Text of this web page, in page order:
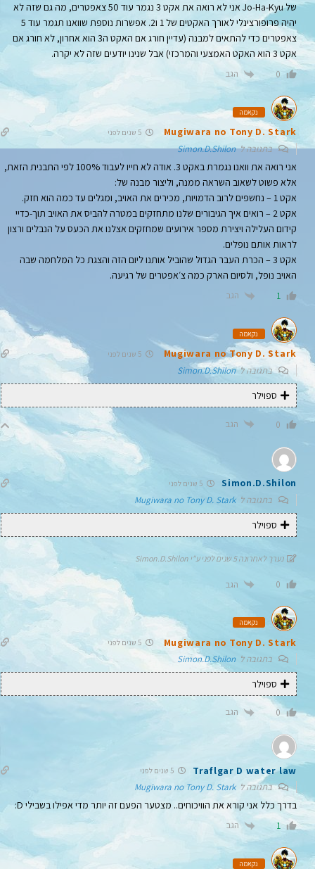
של Jo-Ha-Kyu אני לא רואה את אקט 3 נגמר עוד 50 צאפטרים, מה גם שזה לא
יהיה פרופורצינלי לאורך האקטים של 1 ו2. אפשרות נוספת שוואנו תגמר עוד 5
צאפטרים כדי להתאים למבנה (עדיין חורג אם האקט ה3 הוא אחרון, לא חורג אם
אקט 3 הוא האקט האמצעי והמרכזי) אבל שנינו יודעים שזה לא יקרה.
0 הגב
נקאמה
Mugiwara no Tony D. Stark 5 שנים לפני
בתגובה לSimon.D.Shilon
אני רואה את וואנו נגמרת באקט 3. אודה לא חייו לעבוד 100% לפי התבנית הזאת,
אלא פשוט לשאוב השראה ממנה, וליצור מבנה של:
אקט 1 – נחשפים לרוב הדמויות, מכירים את האויב, ומגלים עד כמה הוא חזק.
אקט 2 – רואים איך הגיבורים שלנו מתחזקים במטרה להביס את האויב תוך-כדיי
קידום העלילה ויצירת מספר אירועים שמחזקים אצלנו את הכעס על הנבלים ורצון
לראות אותם נופלים.
אקט 3 – הכרת העבר הגדול שהוביל אותנו ליום הזה והצגת כל המלחמה שבה
האויב נופל, ולסיום הארק כמה צ׳אפטרים של רגיעה.
1 הגב
נקאמה
Mugiwara no Tony D. Stark 5 שנים לפני
בתגובה לSimon.D.Shilon
ספוילר
0 הגב
Simon.D.Shilon
בתגובה לMugiwara no Tony D. Stark
ספוילר
נערך לאחרונה 5 שנים לפני ע"י Simon.D.Shilon
0 הגב
נקאמה
Mugiwara no Tony D. Stark 5 שנים לפני
בתגובה ל Simon.D.Shilon
ספוילר
0 הגב
Traflgar D water law
בתגובה לMugiwara no Tony D. Stark
בדרך כלל אני קורא את הוויכוחים.. מצטער הפעם זה יותר מדי אפילו בשבילי D:
1 הגב
נקאמה